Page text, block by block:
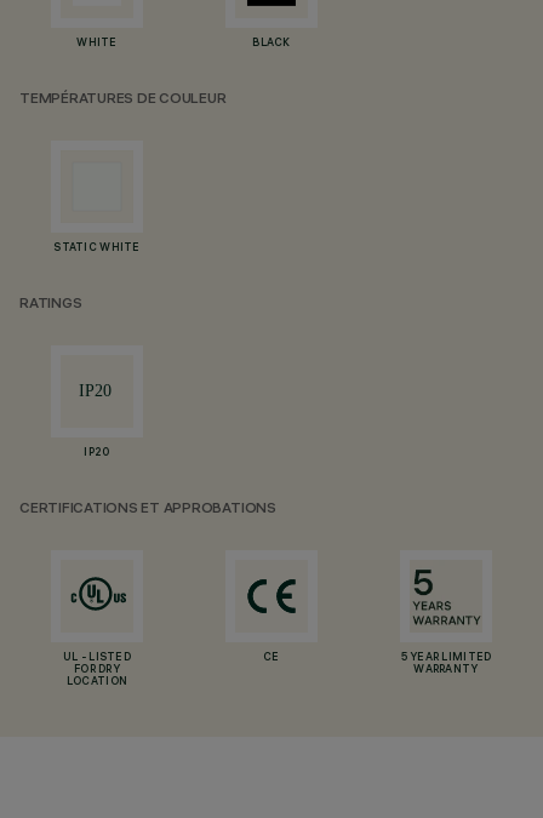
WHITE BLACK
TEMPÉRATURES DE COULEUR
STATIC WHITE
RATINGS
IP20
CERTIFICATIONS ET APPROBATIONS
UL - LISTED
FOR DRY
LOCATION
CE
5 YEAR LIMITED
WARRANTY